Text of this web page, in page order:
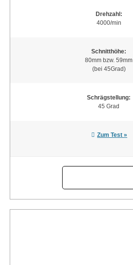
Drehzahl:
4000/min
Schnitthöhe:
80mm bzw. 59mm
(bei 45Grad)
Schrägstellung:
45 Grad
Zum Test »